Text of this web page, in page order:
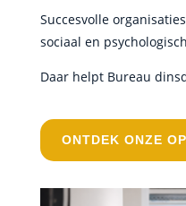
Succesvolle
sociaal en
Daar helpt Bureau
ONTDEK ONZE